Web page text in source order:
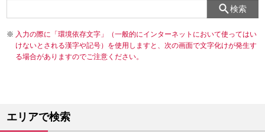
検索
入力の際に「環境依存文字」（一般的にインターネットにおいて使ってはい
けないとされる漢字や記号）を使用しますと、次の画面で文字化けが発生す
る場合がありますのでご注意ください。
エリアで検索